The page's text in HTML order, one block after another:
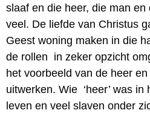
slaaf en die heer, die man en
veel. De liefde van Christus
Geest woning maken in die
de rollen in zeker opzicht
het voorbeeld van de heer
uitwerken. Wie ‘heer’ was
leven en veel slaven onder